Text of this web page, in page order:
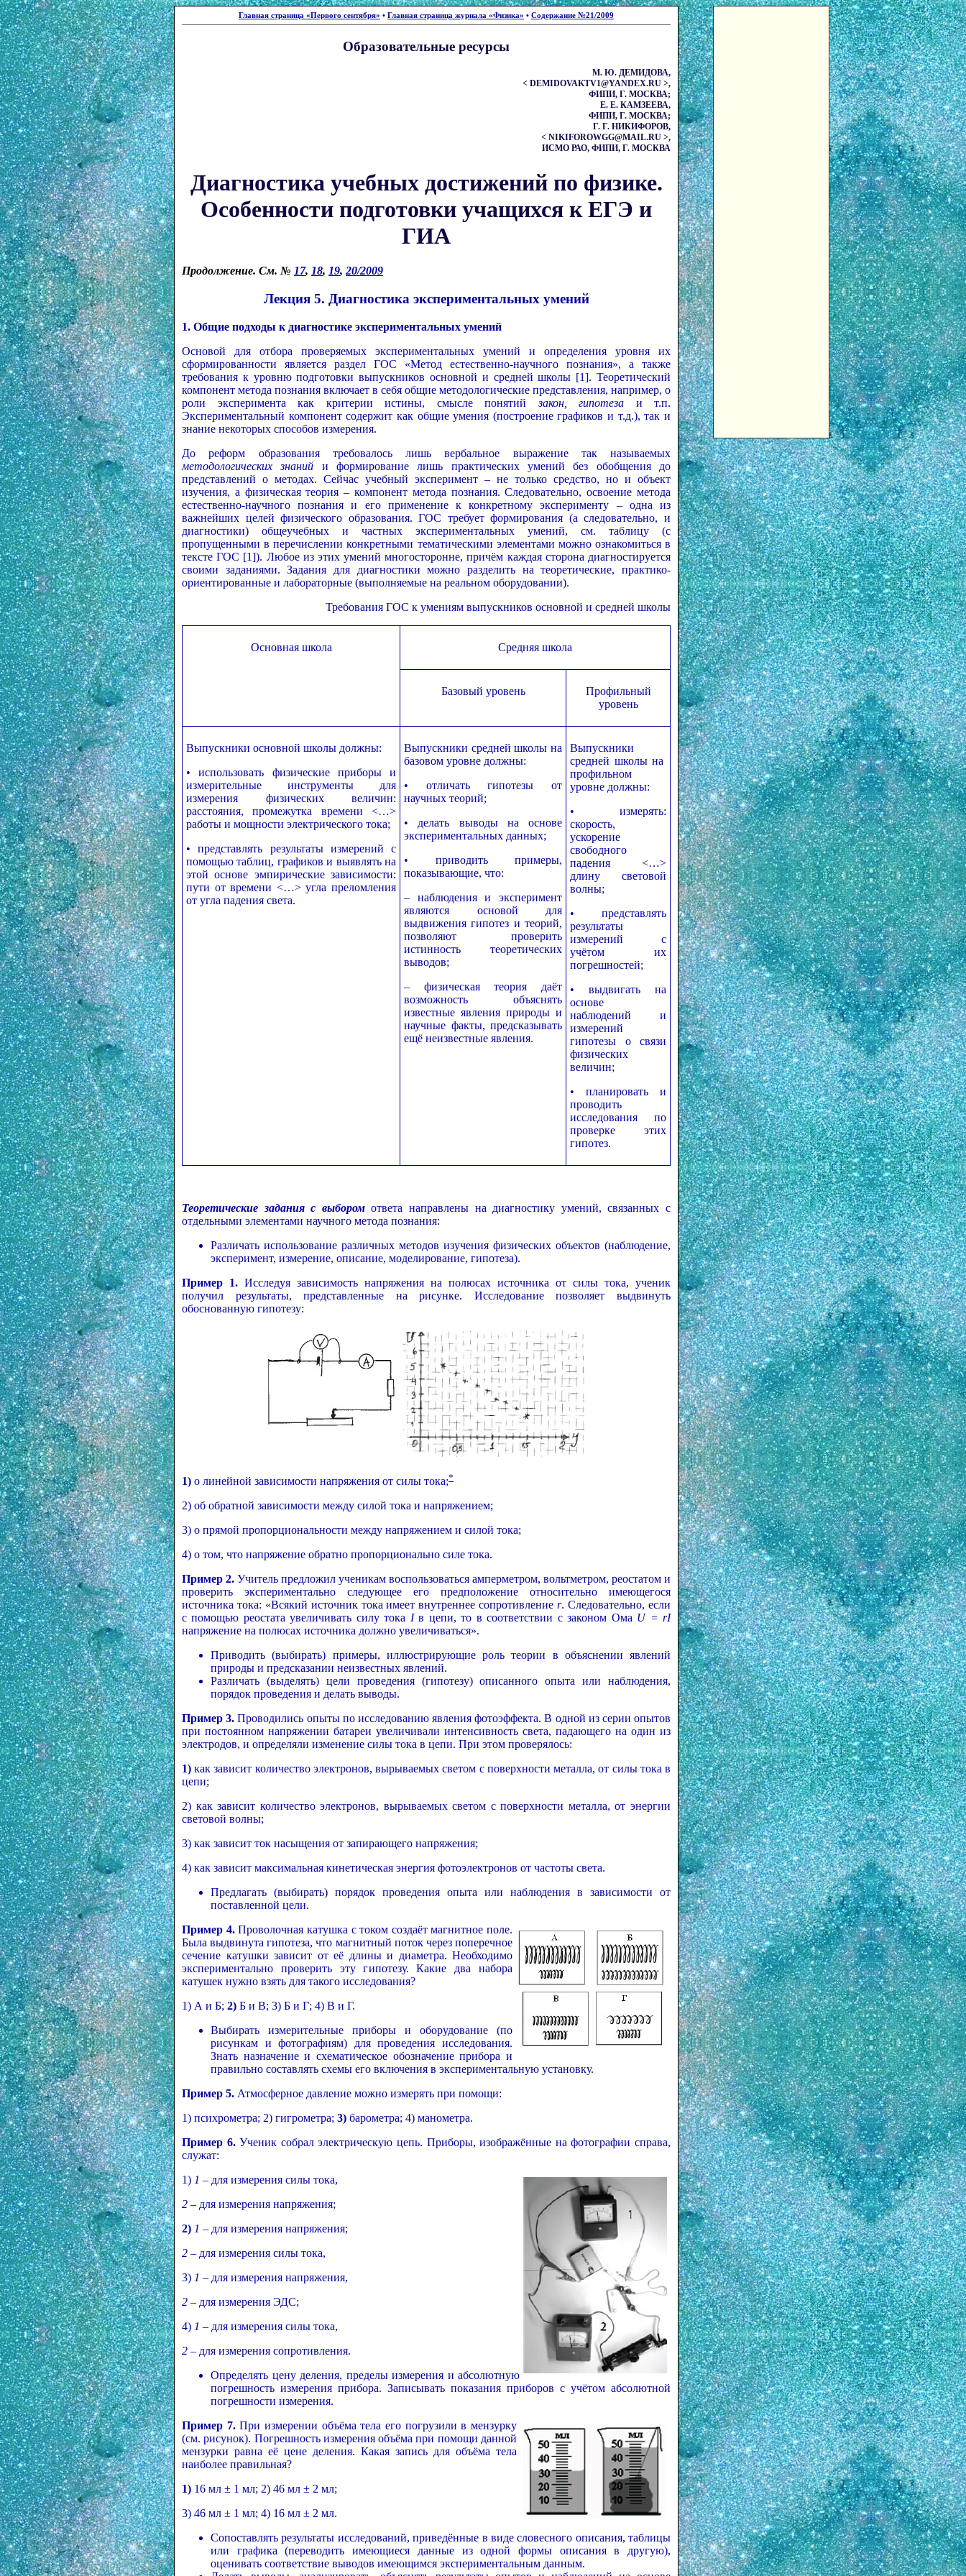
Главная страница «Первого сентября» • Главная страница журнала «Физика» • Содержание №21/2009
Образовательные ресурсы
М. Ю. ДЕМИДОВА,
< DEMIDOVAKTV1@YANDEX.RU >,
ФИПИ, Г. МОСКВА;
Е. Е. КАМЗЕЕВА,
ФИПИ, Г. МОСКВА;
Г. Г. НИКИФОРОВ,
< NIKIFOROWGG@MAIL.RU >,
ИСМО РАО, ФИПИ, Г. МОСКВА
Диагностика учебных достижений по физике.
Особенности подготовки учащихся к ЕГЭ и
ГИА
Продолжение. См. № 17, 18, 19, 20/2009
Лекция 5. Диагностика экспериментальных умений
1. Общие подходы к диагностике экспериментальных умений
Основой для отбора проверяемых экспериментальных умений и определения уровня их
сформированности является раздел ГОС «Метод естественно-научного познания», а также
требования к уровню подготовки выпускников основной и средней школы [1]. Теоретический
компонент метода познания включает в себя общие методологические представления, например, о
роли эксперимента как критерии истины, смысле понятийзакон, гипотеза и т.п.
Экспериментальный компонент содержит как общие умения (построение графиков и т.д.), так и
знание некоторых способов измерения.
До реформ образования требовалось лишь вербальное выражение так называемых
методологических знаний и формирование лишь практических умений без обобщения до
представлений о методах. Сейчас учебный эксперимент – не только средство, но и объект
изучения, а физическая теория – компонент метода познания. Следовательно, освоение метода
естественно-научного познания и его применение к конкретному эксперименту – одна из
важнейших целей физического образования. ГОС требует формирования (а следовательно, и
диагностики) общеучебных и частных экспериментальных умений, см. таблицу (с
пропущенными в перечислении конкретными тематическими элементами можно ознакомиться в
тексте ГОС [1]). Любое из этих умений многосторонне, причём каждая сторона диагностируется
своими заданиями. Задания для диагностики можно разделить на теоретические, практико-
ориентированные и лабораторные (выполняемые на реальном оборудовании).
Требования ГОС к умениям выпускников основной и средней школы
Основная школа Средняя школа
Базовый уровень
Профильный
уровень
Выпускники основной школы должны:
• использовать физические приборы и
измерительные инструменты для
измерения физических величин:
расстояния, промежутка времени <…>
работы и мощности электрического тока;
• представлять результаты измерений с
помощью таблиц, графиков и выявлять на
этой основе эмпирические зависимости:
пути от времени <…> угла преломления
от угла падения света.
Выпускники средней школы на
базовом уровне должны:
• отличать гипотезы от
научных теорий;
• делать выводы на основе
экспериментальных данных;
• приводить примеры,
показывающие, что:
– наблюдения и эксперимент
являются основой для
выдвижения гипотез и теорий,
позволяют проверить
истинность теоретических
выводов;
– физическая теория даёт
возможность объяснять
известные явления природы и
научные факты, предсказывать
ещё неизвестные явления.
Выпускники
средней школы на
профильном
уровне должны:
• измерять:
скорость,
ускорение
свободного
падения <…>
длину световой
волны;
• представлять
результаты
измерений с
учётом их
погрешностей;
• выдвигать на
основе
наблюдений и
измерений
гипотезы о связи
физических
величин;
• планировать и
проводить
исследования по
проверке этих
гипотез.
Теоретические задания с выборомответа направлены на диагностику умений, связанных с
отдельными элементами научного метода познания:
Различать использование различных методов изучения физических объектов (наблюдение,
эксперимент, измерение, описание, моделирование, гипотеза).
Пример 1. Исследуя зависимость напряжения на полюсах источника от силы тока, ученик
получил результаты, представленные на рисунке. Исследование позволяет выдвинуть
обоснованную гипотезу:
1) о линейной зависимости напряжения от силы тока;*
2) об обратной зависимости между силой тока и напряжением;
3) о прямой пропорциональности между напряжением и силой тока;
4) о том, что напряжение обратно пропорционально силе тока.
Пример 2. Учитель предложил ученикам воспользоваться амперметром, вольтметром, реостатом и
проверить экспериментально следующее его предположение относительно имеющегося
источника тока: «Всякий источник тока имеет внутреннее сопротивлениеr. Следовательно, если
с помощью реостата увеличивать силу тока Iв цепи, то в соответствии с законом Ома U = rI
напряжение на полюсах источника должно увеличиваться».
Приводить (выбирать) примеры, иллюстрирующие роль теории в объяснении явлений
природы и предсказании неизвестных явлений.
Различать (выделять) цели проведения (гипотезу) описанного опыта или наблюдения,
порядок проведения и делать выводы.
Пример 3.Проводились опыты по исследованию явления фотоэффекта. В одной из серии опытов
при постоянном напряжении батареи увеличивали интенсивность света, падающего на один из
электродов, и определяли изменение силы тока в цепи. При этом проверялось:
1) как зависит количество электронов, вырываемых светом с поверхности металла, от силы тока в
цепи;
2) как зависит количество электронов, вырываемых светом с поверхности металла, от энергии
световой волны;
3) как зависит ток насыщения от запирающего напряжения;
4) как зависит максимальная кинетическая энергия фотоэлектронов от частоты света.
Предлагать (выбирать) порядок проведения опыта или наблюдения в зависимости от
поставленной цели.
Пример 4.Проволочная катушка с током создаёт магнитное поле.
Была выдвинута гипотеза, что магнитный поток через поперечное
сечение катушки зависит от её длины и диаметра. Необходимо
экспериментально проверить эту гипотезу. Какие два набора
катушек нужно взять для такого исследования?
1) А и Б; 2) Б и В; 3) Б и Г; 4) В и Г.
Выбирать измерительные приборы и оборудование (по
рисункам и фотографиям) для проведения исследования.
Знать назначение и схематическое обозначение прибора и
правильно составлять схемы его включения в экспериментальную установку.
Пример 5. Атмосферное давление можно измерять при помощи:
1) психрометра; 2) гигрометра; 3) барометра; 4) манометра.
Пример 6.Ученик собрал электрическую цепь. Приборы, изображённые на фотографии справа,
служат:
1) 1 – для измерения силы тока,
2 – для измерения напряжения;
2) 1 – для измерения напряжения;
2 – для измерения силы тока,
3) 1 – для измерения напряжения,
2 – для измерения ЭДС;
4) 1 – для измерения силы тока,
2 – для измерения сопротивления.
Определять цену деления, пределы измерения и абсолютную
погрешность измерения прибора. Записывать показания приборов с учётом абсолютной
погрешности измерения.
Пример 7.При измерении объёма тела его погрузили в мензурку
(см. рисунок). Погрешность измерения объёма при помощи данной
мензурки равна её цене деления. Какая запись для объёма тела
наиболее правильная?
1) 16 мл ± 1 мл; 2) 46 мл ± 2 мл;
3) 46 мл ± 1 мл; 4) 16 мл ± 2 мл.
Сопоставлять результаты исследований, приведённые в виде словесного описания, таблицы
или графика (переводить имеющиеся данные из одной формы описания в другую),
оценивать соответствие выводов имеющимся экспериментальным данным.